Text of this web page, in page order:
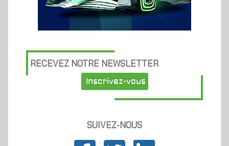
RECEVEZ NOTRE NEWSLETTER
Inscrivez-vous
SUIVEZ-NOUS